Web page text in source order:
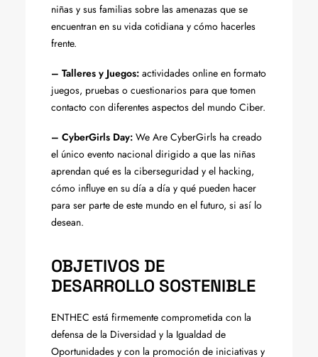
niñas y sus familias sobre las amenazas que se
encuentran en su vida cotidiana y cómo hacerles
frente.
– Talleres y Juegos: actividades online en formato
juegos, pruebas o cuestionarios para que tomen
contacto con diferentes aspectos del mundo Ciber.
– CyberGirls Day: We Are CyberGirls ha creado
el único evento nacional dirigido a que las niñas
aprendan qué es la ciberseguridad y el hacking,
cómo influye en su día a día y qué pueden hacer
para ser parte de este mundo en el futuro, si así lo
desean.
OBJETIVOS DE
DESARROLLO SOSTENIBLE
ENTHEC está firmemente comprometida con la
defensa de la Diversidad y la Igualdad de
Oportunidades y con la promoción de iniciativas y